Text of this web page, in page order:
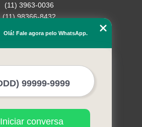
(11) 3963-0036
(11) 98366-8432
Missão
Mapa do site
Olá! Fale agora pelo WhatsApp.
Iniciar conversa